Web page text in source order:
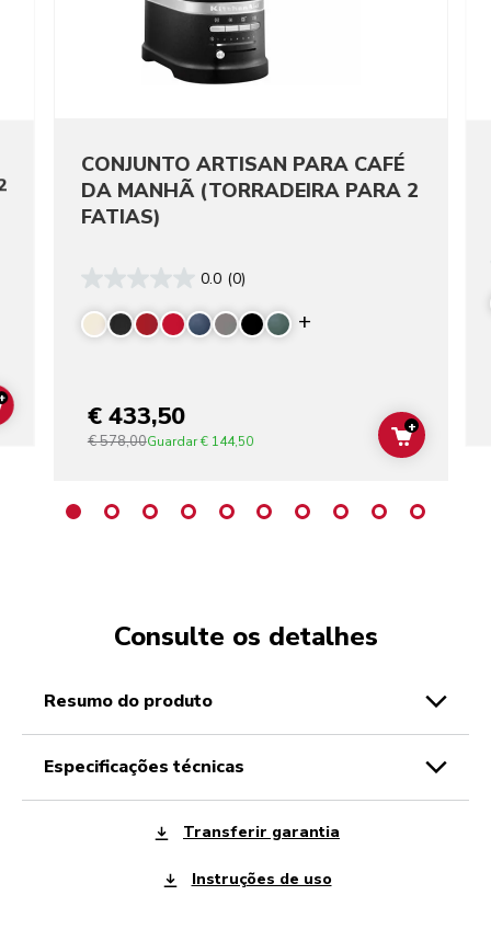
ADD TO CART
CONJUNTO ARTISAN PARA CAFÉ
DA MANHÃ (TORRADEIRA PARA 2
FATIAS)
0.0 (0)
Display more
€ 433,50
€ 578,00Guardar€ 144,50 ADD TO
+
Consulte os detalhes
resumo do produto
especificações técnicas
Transferir garantia
Instruções de uso